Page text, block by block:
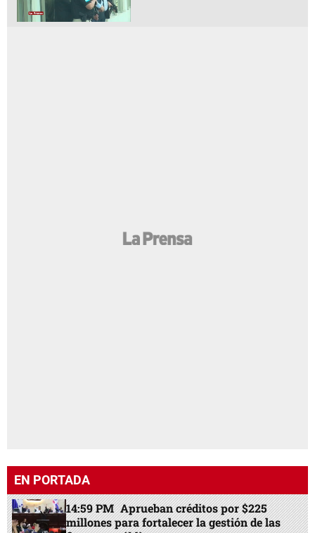
EN PORTADA
14:59 PM Aprueban créditos por $225
millones para fortalecer la gestión de las